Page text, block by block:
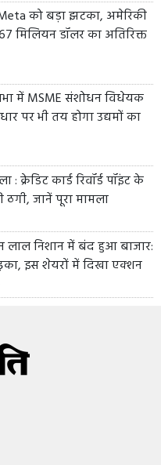
को बड़ा झटका, अमेरिकी
मिलियन डॉलर का अतिरिक्त
में MSME संशोधन विधेयक
पर भी तय होगा उद्यमों का
क्रेडिट कार्ड रिवॉर्ड पॉइंट के
ठगी, जानें पूरा मामला
लाल निशान में बंद हुआ बाजार:
इस शेयरों में दिखा एक्शन